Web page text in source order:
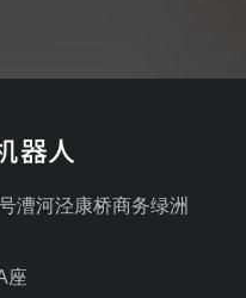
漕河泾康桥商务绿洲
座